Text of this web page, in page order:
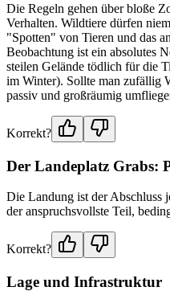
Die Regeln gehen über bloße
Verhalten. Wildtiere dürfen
"Spotten" von Tieren und das
Beobachtung ist ein absolutes
steilen Gelände tödlich für die
im Winter). Sollte man zufällig
passiv und großräumig
Korrekt?
Der Landeplatz Grabs:
Die Landung ist der Abschluss
der anspruchsvollste Teil,
Korrekt?
Lage und Infrastruktur